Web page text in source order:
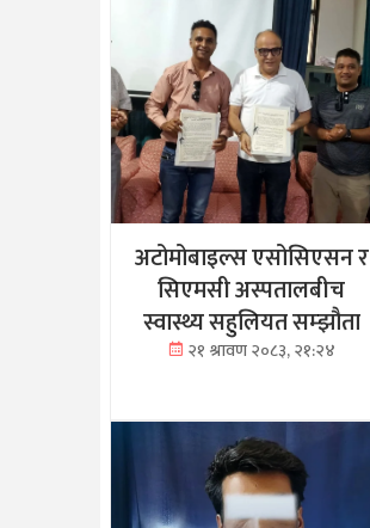
अटोमोबाइल्स एसोसिएसन र
सिएमसी अस्पतालबीच
स्वास्थ्य सहुलियत सम्झौता
२१ श्रावण २०८३, २१:२४